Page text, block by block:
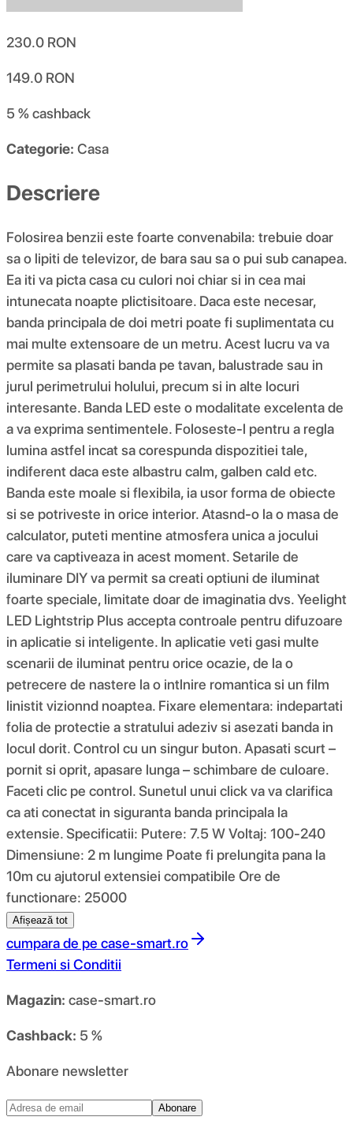
230.0 RON
149.0 RON
5 %cashback
Categorie: Casa
Descriere
Folosirea benzii este foarte convenabila: trebuie doar
sa o lipiti de televizor, de bara sau sa o pui sub canapea.
Ea iti va picta casa cu culori noi chiar si in cea mai
intunecata noapte plictisitoare. Daca este necesar,
banda principala de doi metri poate fi suplimentata cu
mai multe extensoare de un metru. Acest lucru va va
permite sa plasati banda pe tavan, balustrade sau in
jurul perimetrului holului, precum si in alte locuri
interesante. Banda LED este o modalitate excelenta de
a va exprima sentimentele. Foloseste-l pentru a regla
lumina astfel incat sa corespunda dispozitiei tale,
indiferent daca este albastru calm, galben cald etc.
Banda este moale si flexibila, ia usor forma de obiecte
si se potriveste in orice interior. Atasnd-o la o masa de
calculator, puteti mentine atmosfera unica a jocului
care va captiveaza in acest moment. Setarile de
iluminare DIY va permit sa creati optiuni de iluminat
foarte speciale, limitate doar de imaginatia dvs. Yeelight
LED Lightstrip Plus accepta controale pentru difuzoare
in aplicatie si inteligente. In aplicatie veti gasi multe
scenarii de iluminat pentru orice ocazie, de la o
petrecere de nastere la o intlnire romantica si un film
linistit vizionnd noaptea. Fixare elementara: indepartati
folia de protectie a stratului adeziv si asezati banda in
locul dorit. Control cu un singur buton. Apasati scurt –
pornit si oprit, apasare lunga – schimbare de culoare.
Faceti clic pe control. Sunetul unui click va va clarifica
ca ati conectat in siguranta banda principala la
extensie. Specificatii: Putere: 7.5 W Voltaj: 100-240
Dimensiune: 2 m lungime Poate fi prelungita pana la
10m cu ajutorul extensiei compatibile Ore de
functionare: 25000
Afișează tot
cumpara de pe case-smart.ro
Termeni si Conditii
Magazin: case-smart.ro
Cashback: 5 %
Abonare newsletter
Abonare